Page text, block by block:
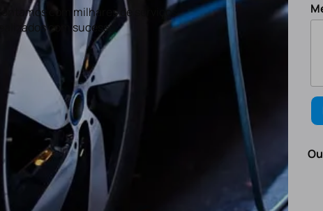
Contamos com milhares de serviços
realizados com sucesso.